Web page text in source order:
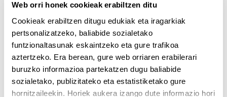
Web orri honek cookieak erabiltzen ditu
Cookieak erabiltzen ditugu edukiak eta iragarkiak
pertsonalizatzeko, baliabide sozialetako
funtzionaltasunak eskaintzeko eta gure trafikoa
aztertzeko. Era berean, gure web orriaren erabilerari
buruzko informazioa partekatzen dugu baliabide
sozialetako, publizitateko eta estatistiketako gure
hornitzaileekin. Horiek aukera izango dute informazio hori
LENGUAJE Y FORMA
ANALISIS DE LA FORMA ( ESCALA, COLOR, PESO¿)